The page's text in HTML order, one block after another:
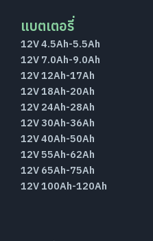
แบตเตอรี่
12V 4.5Ah-5.5Ah
12V 7.0Ah-9.0Ah
12V 12Ah-17Ah
12V 18Ah-20Ah
12V 24Ah-28Ah
12V 30Ah-36Ah
12V 40Ah-50Ah
12V 55Ah-62Ah
12V 65Ah-75Ah
12V 100Ah-120Ah